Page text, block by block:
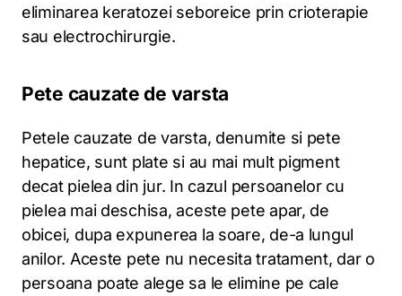
eliminarea keratozei seboreice prin crioterapie
sau electrochirurgie.
Pete cauzate de varsta
Petele cauzate de varsta, denumite si pete
hepatice, sunt plate si au mai mult pigment
decat pielea din jur. In cazul persoanelor cu
pielea mai deschisa, aceste pete apar, de
obicei, dupa expunerea la soare, de-a lungul
anilor. Aceste pete nu necesita tratament, dar o
persoana poate alege sa le elimine pe cale